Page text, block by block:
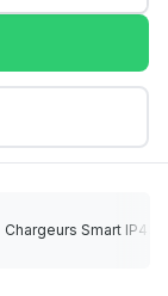
Chargeurs Smart IP43